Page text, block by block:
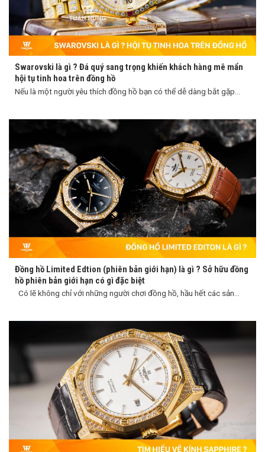
Swarovski là gì ? Đá quý sang trọng khiến khách hàng mê mẩn
hội tụ tinh hoa trên đồng hồ
Nếu là một người yêu thích đồng hồ bạn có thể dễ dàng bắt gặp...
Đồng hồ Limited Edtion (phiên bản giới hạn) là gì ? Sở hữu đồng
hồ phiên bản giới hạn có gì đặc biệt
Có lẽ không chỉ với những người chơi đồng hồ, hầu hết các sản...